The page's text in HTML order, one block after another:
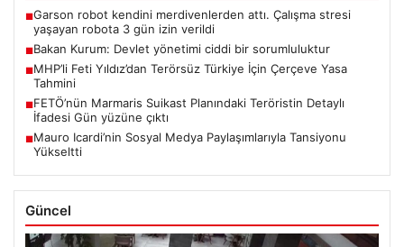
■Garson robot kendini merdivenlerden attı. Çalışma stresi
yaşayan robota 3 gün izin verildi
■Bakan Kurum: Devlet yönetimi ciddi bir sorumluluktur
■MHP’li Feti Yıldız’dan Terörsüz Türkiye İçin Çerçeve Yasa
Tahmini
■FETÖ’nün Marmaris Suikast Planındaki Teröristin Detaylı
İfadesi Gün yüzüne çıktı
■Mauro Icardi’nin Sosyal Medya Paylaşımlarıyla Tansiyonu
Yükseltti
Güncel